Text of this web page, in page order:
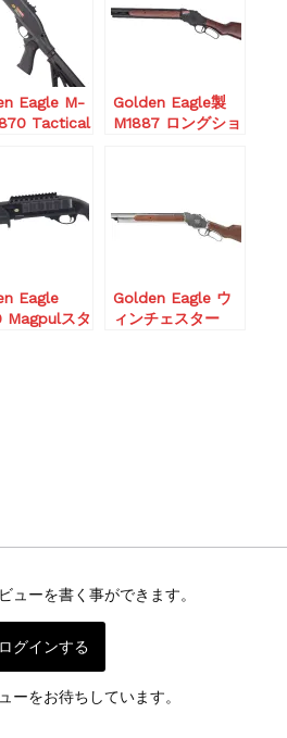
様
Eagle M-
Tactical
Golden Eagle製
M1887 ロングショ
Eagle
Magpulスタ
Golden Eagle ウ
ィンチェスター
ューを書く事ができます。
ログインする
ーをお待ちしています。